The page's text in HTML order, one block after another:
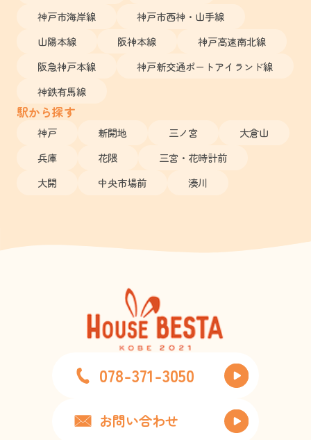
神戸市海岸線
神戸市西神・山手線
山陽本線
阪神本線
神戸高速南北線
阪急神戸本線
神戸新交通ポートアイランド線
神鉄有馬線
駅から探す
神戸 新開地 三ノ宮
大倉山
兵庫
花隈
三宮・花時計前
大開
中央市場前 湊川
078-371-3050
お問い合わせ